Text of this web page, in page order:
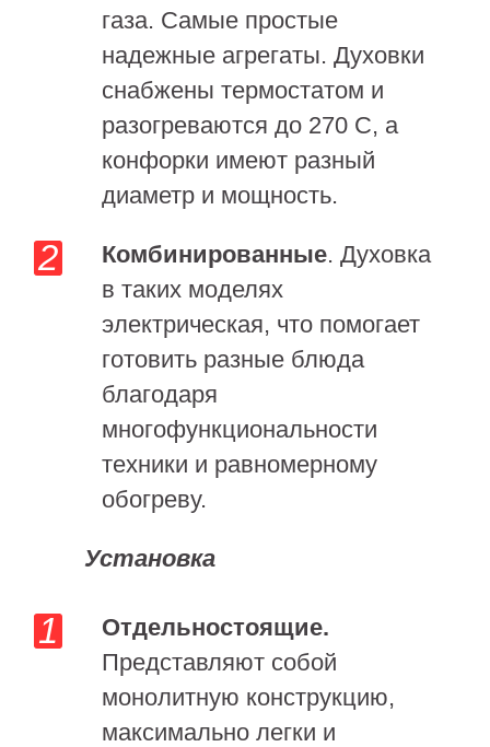
газа. Самые простые
надежные агрегаты. Духовки
снабжены термостатом и
разогреваются до 270 С, а
конфорки имеют разный
диаметр и мощность.
Комбинированные. Духовка
в таких моделях
электрическая, что помогает
готовить разные блюда
благодаря
многофункциональности
техники и равномерному
обогреву.
Установка
Отдельностоящие.
Представляют собой
монолитную конструкцию,
максимально легки и